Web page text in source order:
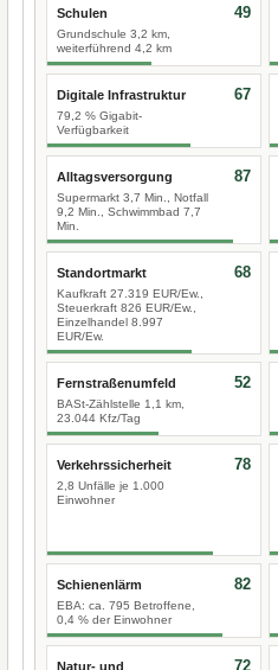
Schulen
Grundschule 3,2 km,
weiterführend 4,2 km
49
Digitale Infrastruktur
79,2 % Gigabit-
Verfügbarkeit
67
Alltagsversorgung
Supermarkt 3,7 Min., Notfall
9,2 Min., Schwimmbad 7,7
Min.
87
Standortmarkt
Kaufkraft 27.319 EUR/Ew.,
Steuerkraft 826 EUR/Ew.,
Einzelhandel 8.997
EUR/Ew.
68
Fernstraßenumfeld
BASt-Zählstelle 1,1 km,
23.044 Kfz/Tag
52
Verkehrssicherheit
2,8 Unfälle je 1.000
Einwohner
78
Schienenlärm
EBA: ca. 795 Betroffene,
0,4 % der Einwohner
82
Natur- und 72